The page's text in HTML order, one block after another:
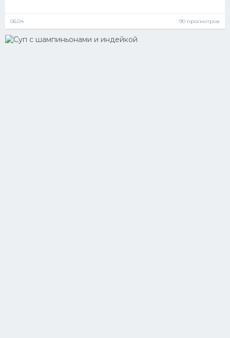
06.04 90 просмотров